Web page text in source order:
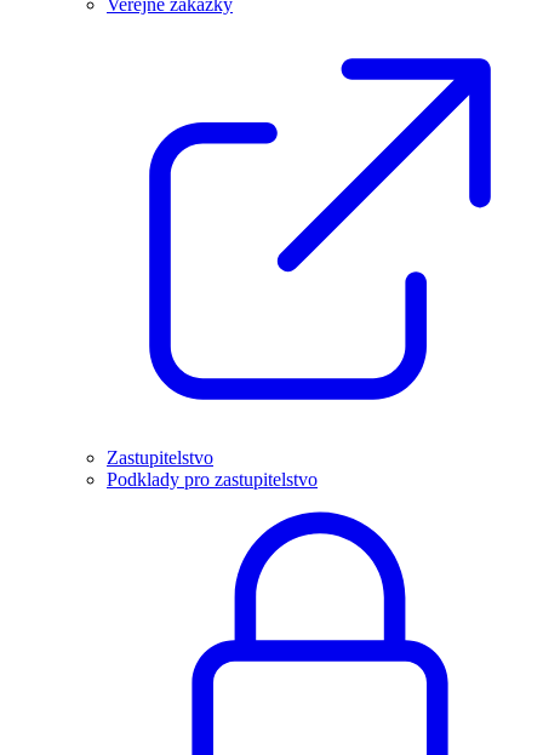
Veřejné zakázky
Zastupitelstvo
Podklady pro zastupitelstvo